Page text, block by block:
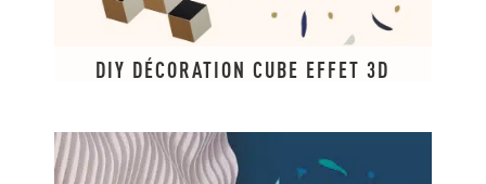
DIY DÉCORATION CUBE EFFET 3D